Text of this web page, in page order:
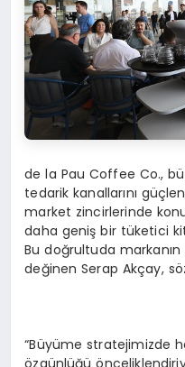
de la Pau Coffee Co.,
tedarik kanallarını
market zincirlerinde
daha geniş bir tüketici
Bu doğrultuda
değinen Serap Akçay,
“Büyüme stratejimizde